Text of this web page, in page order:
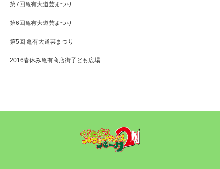
第7回亀有大道芸まつり
第6回亀有大道芸まつり
第5回 亀有大道芸まつり
2016春休み亀有商店街子ども広場